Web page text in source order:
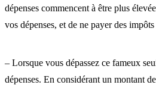
dépenses commencent à être plus
vos dépenses, et de ne payer des
– Lorsque vous dépassez ce fameux
dépenses. En considérant un montant